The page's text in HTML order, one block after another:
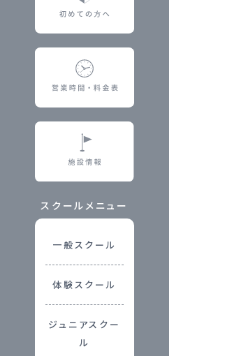
スクールメニュー
一般スクール
体験スクール
ジュニアスクー
ル